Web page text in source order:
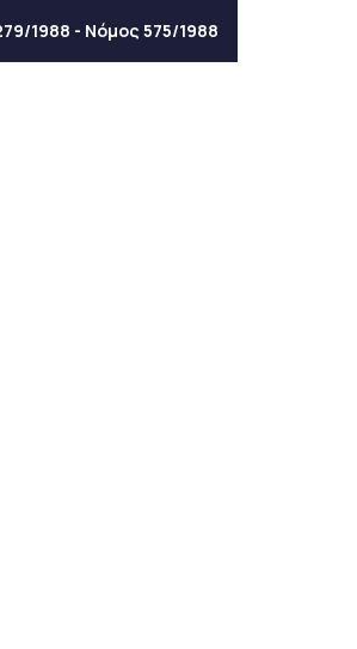
1988 - Νόμος 575/1988